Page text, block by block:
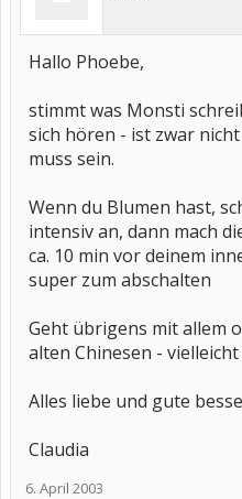
Hallo Phoebe,
stimmt was Monsti
sich hören - ist zwar
muss sein.
Wenn du Blumen hast,
intensiv an, dann mach
ca. 10 min vor deinem
super zum abschalten
Geht übrigens mit allem
alten Chinesen - vielleicht
Alles liebe und gute
Claudia
6. April 2003